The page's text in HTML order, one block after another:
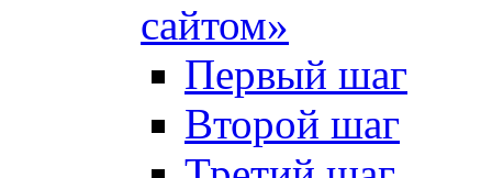
сайтом»
Первый шаг
Второй шаг